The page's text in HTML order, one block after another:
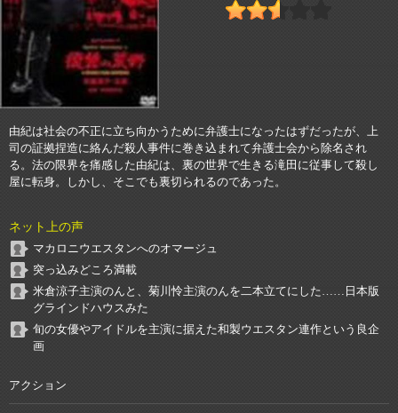
由紀は社会の不正に立ち向かうために弁護士になったはずだったが、上
司の証拠捏造に絡んだ殺人事件に巻き込まれて弁護士会から除名され
る。法の限界を痛感した由紀は、裏の世界で生きる滝田に従事して殺し
屋に転身。しかし、そこでも裏切られるのであった。
ネット上の声
マカロニウエスタンへのオマージュ
突っ込みどころ満載
米倉涼子主演のんと、菊川怜主演のんを二本立てにした……日本版
グラインドハウスみた
旬の女優やアイドルを主演に据えた和製ウエスタン連作という良企
画
アクション